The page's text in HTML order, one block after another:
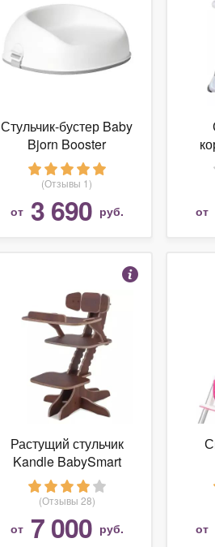
Стульчик-бустер Baby
Bjorn Booster
(Отзывы 1)
от 3 690 руб. от
Растущий стульчик
Kandle BabySmart
(Отзывы 28)
от 7 000 руб. от